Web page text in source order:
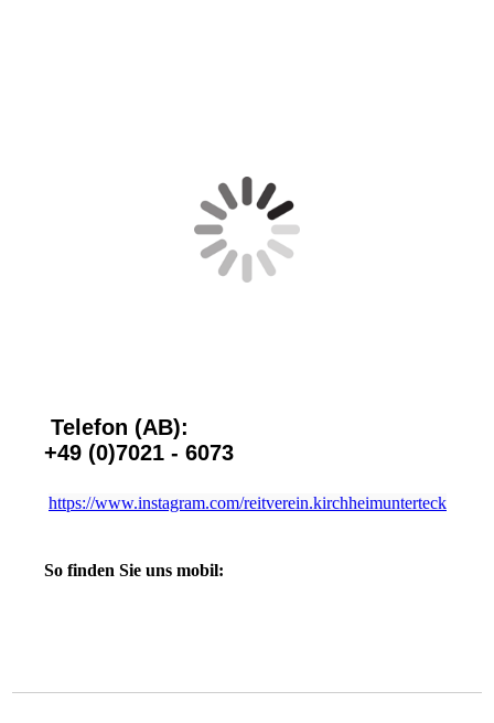
Telefon (AB):
+49 (0)7021 - 6073
https://www.instagram.com/reitverein.kirchheimunterteck
So finden Sie uns mobil: